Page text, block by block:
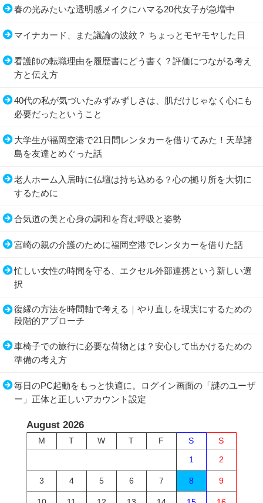
春の光みたいな透明感メイクにハマる20代女子が急増中
マイナカード、また議論の波紋？ ちょっとモヤモヤした日
看護師の転職理由を履歴書にどう書く？評価につながる考え
方と伝え方
40代の私が気づいたみずみずしさは、肌だけじゃなく心にも
必要だったということ
大学生が福岡空港で21日間レンタカーを借りてみた！天草諸
島を友達とめぐった話
老人ホーム入居時に仏壇は持ち込める？心の拠り所を大切に
するために
合気道の美と心身の調和を育む呼吸と姿勢
宮崎の親の介護のために福岡空港でレンタカーを借りた話
忙しい女性の時間を守る、エクセル外部連携という新しい選
択
復縁の方法を時間軸で考える｜やり直しを現実にするための
段階的アプローチ
車椅子での旅行に必要な荷物とは？安心して出かけるための
準備の考え方
毎日のPC起動をもっと快適に。ログイン画面の「謎のユーザ
ー」正体と正しいアカウント設定
August 2026
M T W T F S
S
1
2
3 4 5 6 7 8 9